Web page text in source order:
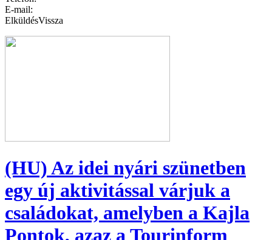
E-mail:
ElküldésVissza
(HU) Az idei nyári szünetben
egy új aktivitással várjuk a
családokat, amelyben a Kajla
Pontok, azaz a Tourinform